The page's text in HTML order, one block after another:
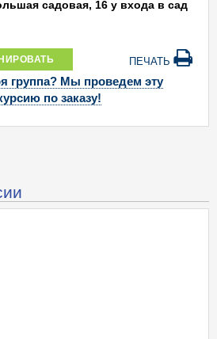
садовая, 16 у входа в сад
ПЕЧАТЬ
группа? Мы проведем эту
по заказу!